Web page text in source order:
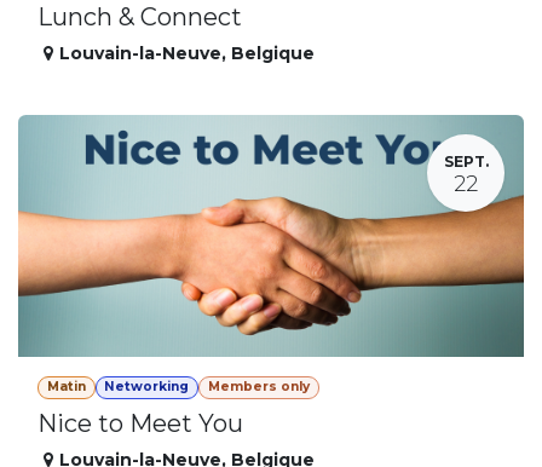
Lunch & Connect
Louvain-la-Neuve, Belgique
SEPT.
22
Matin Networking Members only
Nice to Meet You
Louvain-la-Neuve, Belgique